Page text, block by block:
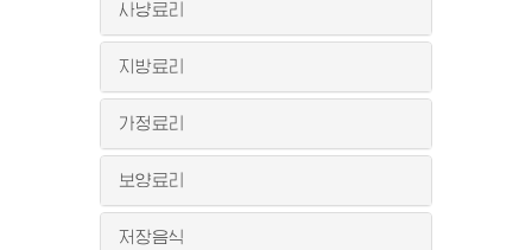
사냥료리
지방료리
가정료리
보양료리
저장음식